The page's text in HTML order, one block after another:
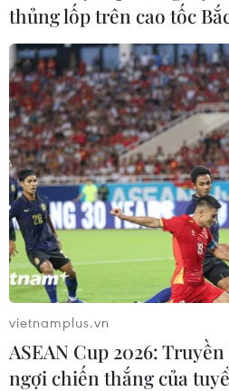
Nga siết chặt kiểm
phù hợp trên không
17/09/2021 03:57
Nga đồng thời yêu cầu Apple
thiệp vào công việc nội bộ
tiến hành cuộc bầu cử Duma
khóa VIII.
thủng lốp trên cao tốc
vietnamplus.vn
ASEAN Cup 2026:
ngợi chiến thắng của